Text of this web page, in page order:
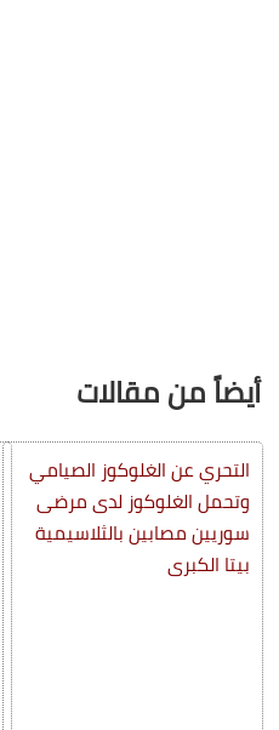
أيضاً من مقالات
التحري عن الغلوكوز الصيامي
وتحمل الغلوكوز لدى مرضى
سوريين مصابين بالثلاسيمية
بيتا الكبرى